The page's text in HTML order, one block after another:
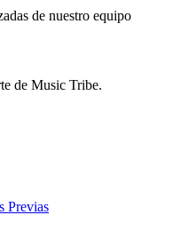
de nuestro equipo
de Music Tribe.
Previas